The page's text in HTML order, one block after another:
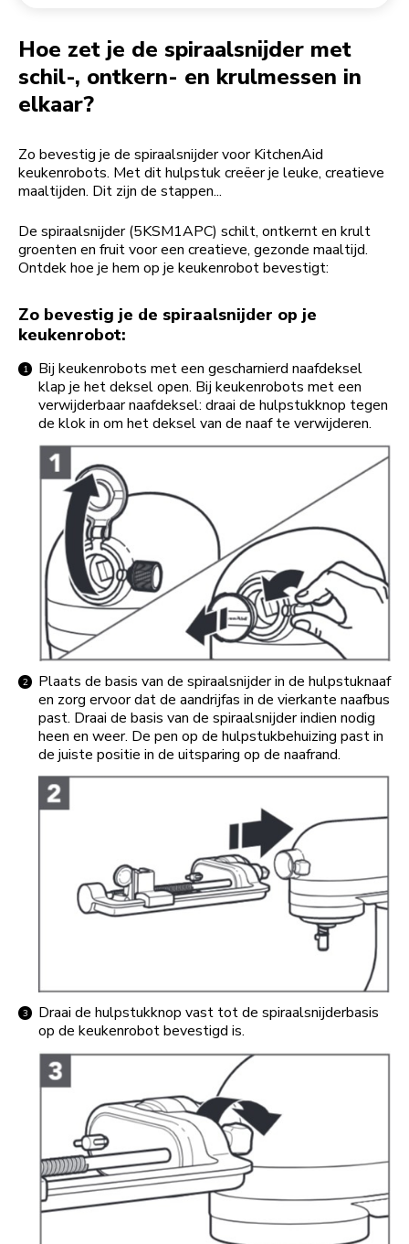
Hoe zet je de spiraalsnijder met
schil-, ontkern- en krulmessen in
elkaar?
Zo bevestig je de spiraalsnijder voor KitchenAid
keukenrobots. Met dit hulpstuk creëer je leuke, creatieve
maaltijden. Dit zijn de stappen...
De spiraalsnijder (5KSM1APC) schilt, ontkernt en krult
groenten en fruit voor een creatieve, gezonde maaltijd.
Ontdek hoe je hem op je keukenrobot bevestigt:
Zo bevestig je de spiraalsnijder op je
keukenrobot:
Bij keukenrobots met een gescharnierd naafdeksel
klap je het deksel open. Bij keukenrobots met een
verwijderbaar naafdeksel: draai de hulpstukknop tegen
de klok in om het deksel van de naaf te verwijderen.
Plaats de basis van de spiraalsnijder in de hulpstuknaaf
en zorg ervoor dat de aandrijfas in de vierkante naafbus
past. Draai de basis van de spiraalsnijder indien nodig
heen en weer. De pen op de hulpstukbehuizing past in
de juiste positie in de uitsparing op de naafrand.
Draai de hulpstukknop vast tot de spiraalsnijderbasis
op de keukenrobot bevestigd is.